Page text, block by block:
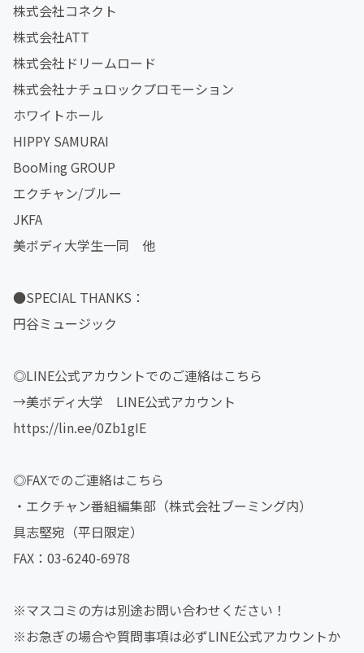
株式会社コネクト
株式会社ATT
株式会社ドリームロード
株式会社ナチュロックプロモーション
ホワイトホール
HIPPY SAMURAI
BooMing GROUP
エクチャン/ブルー
JKFA
美ボディ大学生一同 他
●SPECIAL THANKS：
円谷ミュージック
◎LINE公式アカウントでのご連絡はこちら
→美ボディ大学 LINE公式アカウント
https://lin.ee/0Zb1gIE
◎FAXでのご連絡はこちら
・エクチャン番組編集部（株式会社ブーミング内）
具志堅宛（平日限定）
FAX：03-6240-6978
※マスコミの方は別途お問い合わせください！
※お急ぎの場合や質問事項は必ずLINE公式アカウントか